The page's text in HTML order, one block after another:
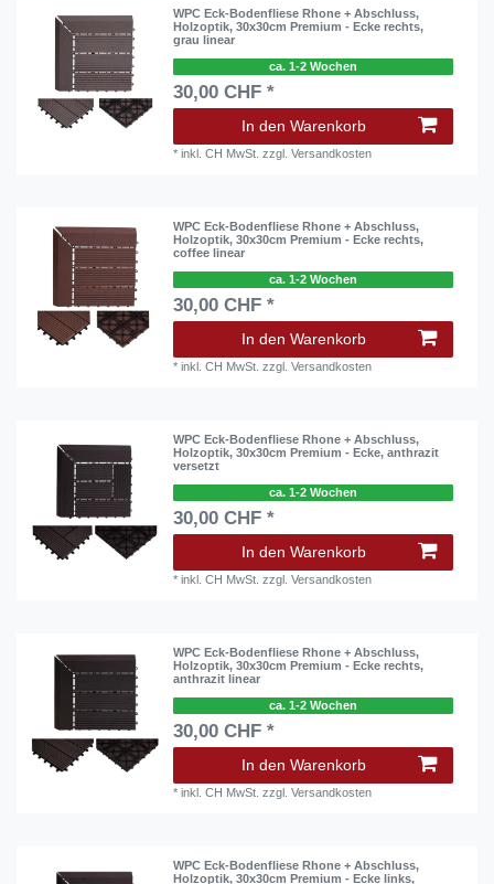
WPC Eck-Bodenfliese Rhone + Abschluss,
Holzoptik, 30x30cm Premium - Ecke rechts,
grau linear
ca. 1-2 Wochen
30,00 CHF *
In den Warenkorb
*inkl. CH MwSt. zzgl.Versandkosten
WPC Eck-Bodenfliese Rhone + Abschluss,
Holzoptik, 30x30cm Premium - Ecke rechts,
coffee linear
ca. 1-2 Wochen
30,00 CHF *
In den Warenkorb
*inkl. CH MwSt. zzgl.Versandkosten
WPC Eck-Bodenfliese Rhone + Abschluss,
Holzoptik, 30x30cm Premium - Ecke, anthrazit
versetzt
ca. 1-2 Wochen
30,00 CHF *
In den Warenkorb
*inkl. CH MwSt. zzgl.Versandkosten
WPC Eck-Bodenfliese Rhone + Abschluss,
Holzoptik, 30x30cm Premium - Ecke rechts,
anthrazit linear
ca. 1-2 Wochen
30,00 CHF *
In den Warenkorb
*inkl. CH MwSt. zzgl.Versandkosten
WPC Eck-Bodenfliese Rhone + Abschluss,
Holzoptik, 30x30cm Premium - Ecke links,